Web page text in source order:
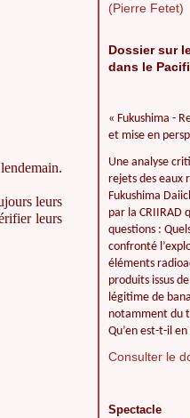
leurs
leurs
(Pierre Fetet)
Dossier sur
dans le
« Fukushima -
et mise en
Une analyse
rejets des eaux
Fukushima
par la CRIIRAD
questions :
confronté
éléments
produits issus
légitime de
notamment du
Qu’en est-t-il en
Consulter le
Spectacle